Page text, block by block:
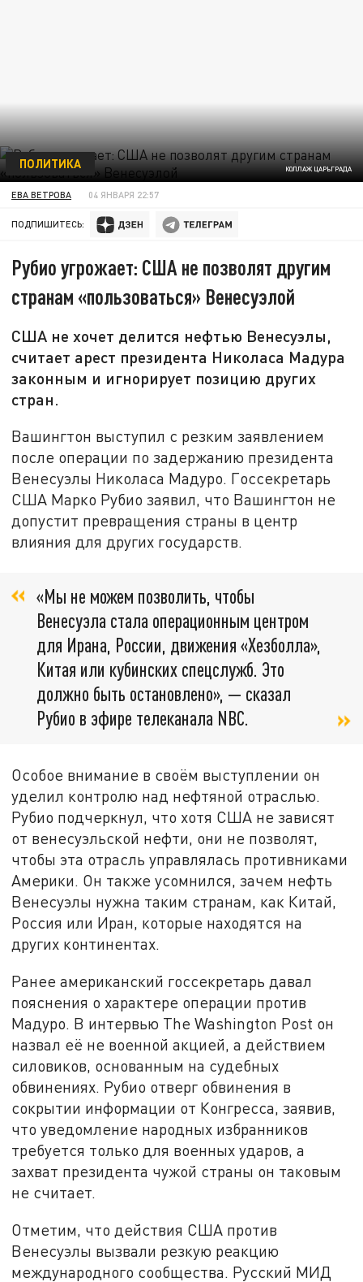
КОЛЛАЖ ЦАРЬГРАДА
ПОЛИТИКА
ЕВА ВЕТРОВА 04 ЯНВАРЯ 22:57
ПОДПИШИТЕСЬ:
Рубио угрожает: США не позволят другим
странам «пользоваться» Венесуэлой
США не хочет делится нефтью Венесуэлы,
считает арест президента Николаса Мадура
законным и игнорирует позицию других
стран.
Вашингтон выступил с резким заявлением
после операции по задержанию президента
Венесуэлы Николаса Мадуро. Госсекретарь
США Марко Рубио заявил, что Вашингтон не
допустит превращения страны в центр
влияния для других государств.
«Мы не можем позволить, чтобы
Венесуэла стала операционным центром
для Ирана, России, движения «Хезболла»,
Китая или кубинских спецслужб. Это
должно быть остановлено», — сказал
Рубио в эфире телеканала NBC.
Особое внимание в своём выступлении он
уделил контролю над нефтяной отраслью.
Рубио подчеркнул, что хотя США не зависят
от венесуэльской нефти, они не позволят,
чтобы эта отрасль управлялась противниками
Америки. Он также усомнился, зачем нефть
Венесуэлы нужна таким странам, как Китай,
Россия или Иран, которые находятся на
других континентах.
Ранее американский госсекретарь давал
пояснения о характере операции против
Мадуро. В интервью The Washington Post он
назвал её не военной акцией, а действием
силовиков, основанным на судебных
обвинениях. Рубио отверг обвинения в
сокрытии информации от Конгресса, заявив,
что уведомление народных избранников
требуется только для военных ударов, а
захват президента чужой страны он таковым
не считает.
Отметим, что действия США против
Венесуэлы вызвали резкую реакцию
международного сообщества. Русский МИД